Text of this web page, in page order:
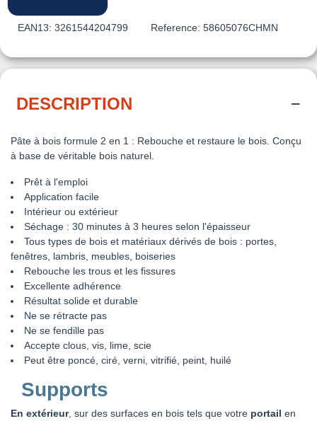
EAN13: 3261544204799 Reference: 58605076CHMN
DESCRIPTION
Pâte à bois formule 2 en 1 : Rebouche et restaure le bois. Conçu
à base de véritable bois naturel.
Prêt à l'emploi
Application facile
Intérieur ou extérieur
Séchage : 30 minutes à 3 heures selon l'épaisseur
Tous types de bois et matériaux dérivés de bois : portes,
fenêtres, lambris, meubles, boiseries
Rebouche les trous et les fissures
Excellente adhérence
Résultat solide et durable
Ne se rétracte pas
Ne se fendille pas
Accepte clous, vis, lime, scie
Peut être poncé, ciré, verni, vitrifié, peint, huilé
Supports
En extérieur, sur des surfaces en bois tels que votre portail en